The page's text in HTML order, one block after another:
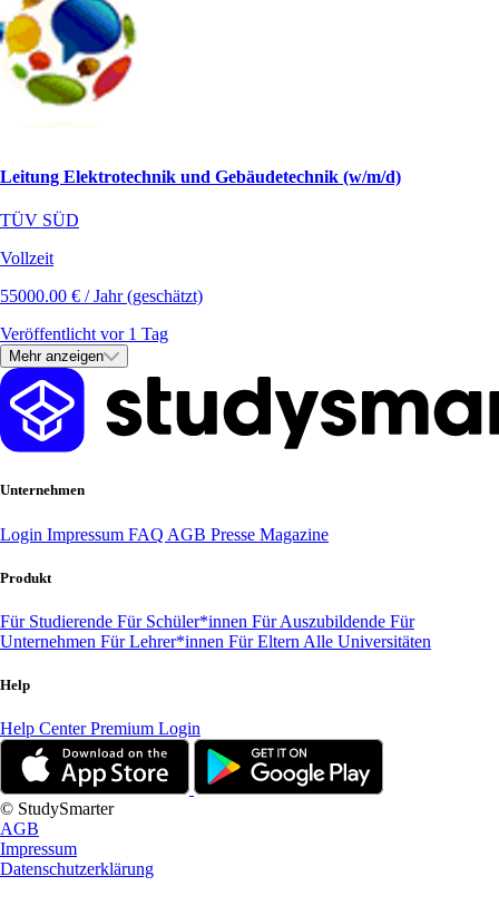
Leitung Elektrotechnik und Gebäudetechnik (w/m/d)
TÜV SÜD
Vollzeit
55000.00 € / Jahr (geschätzt)
Veröffentlicht vor 1 Tag
Mehr anzeigen
Unternehmen
Login Impressum FAQ AGB Presse Magazine
Produkt
Für Studierende Für Schüler*innen Für Auszubildende Für
Unternehmen Für Lehrer*innen Für Eltern Alle Universitäten
Help
Help CenterPremium Login
© StudySmarter
AGB
Impressum
Datenschutzerklärung